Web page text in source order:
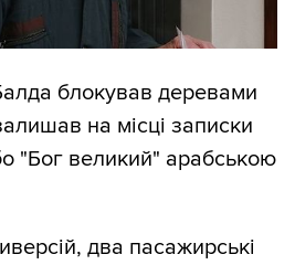
блокував деревами
на місці записки
"Бог великий" арабською
два пасажирські